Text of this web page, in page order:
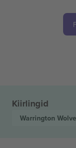
Kiirlingid
Warrington